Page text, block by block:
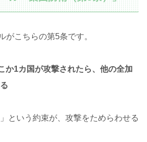
がこちらの第5条です。
か1カ国が攻撃されたら、他の全加
という約束が、攻撃をためらわせる